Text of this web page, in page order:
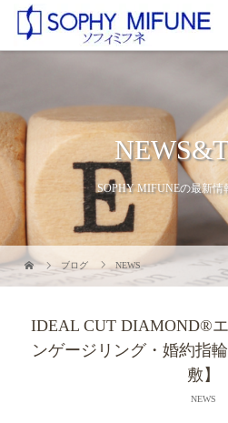
SOPHY MIFUNEの最新情
ブログ NEWS
IDEAL CUT DIAMOND®
ンゲージリング・婚約指
敷】
NEWS